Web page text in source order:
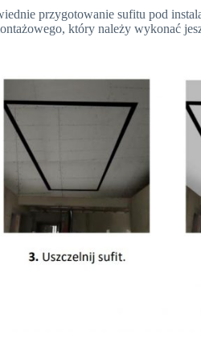
przygotowanie sufitu pod
który należy wykonać